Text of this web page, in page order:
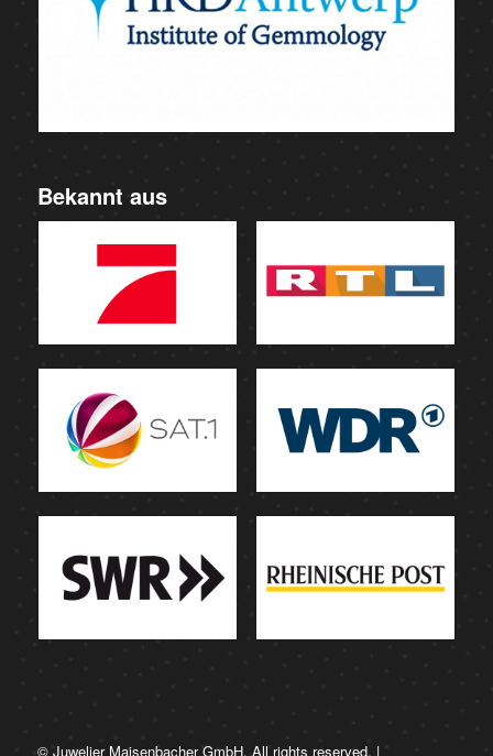
Bekannt aus
© Juwelier Maisenbacher GmbH. All rights reserved. |